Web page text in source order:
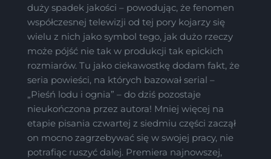
duży spadek jakości – powodując, że fenomen
współczesnej telewizji od tej pory kojarzy się
wielu z nich jako symbol tego, jak dużo rzeczy
może pójść nie tak w produkcji tak epickich
rozmiarów. Tu jako ciekawostkę dodam fakt, że
seria powieści, na których bazował serial –
„Pieśń lodu i ognia” – do dziś pozostaje
nieukończona przez autora! Mniej więcej na
etapie pisania czwartej z siedmiu części zaczął
on mocno zagrzebywać się w swojej pracy, nie
potrafiąc ruszyć dalej. Premiera najnowszej,